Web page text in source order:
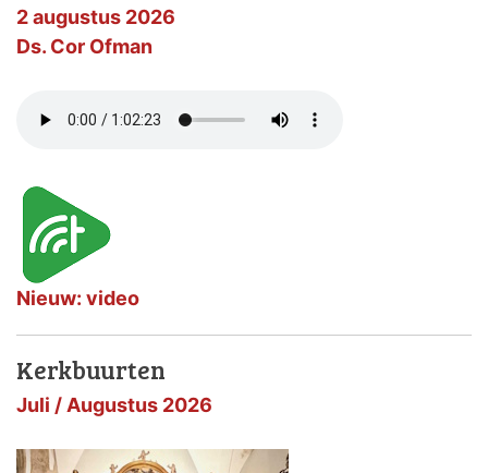
2 augustus 2026
Ds. Cor Ofman
Nieuw: video
Kerkbuurten
Juli / Augustus 2026